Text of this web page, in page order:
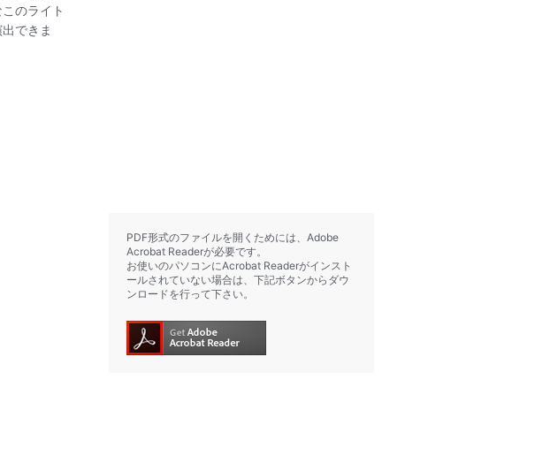
のライト
できま
PDF形式のファイルを開くためには、Adobe
Acrobat Readerが必要です。
お使いのパソコンにAcrobat Readerがインスト
ールされていない場合は、下記ボタンからダウ
ンロードを行って下さい。